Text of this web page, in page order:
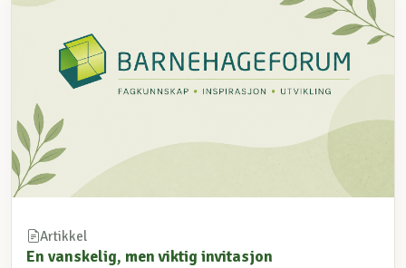
Artikkel
En vanskelig, men viktig invitasjon